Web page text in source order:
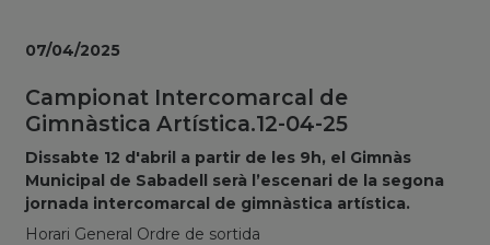
Campionat Intercomarcal de
Gimnàstica Artística.12-04-25
Dissabte 12 d'abril a partir de les 9h, el Gimnàs
Municipal de Sabadell serà l’escenari de la segona
jornada intercomarcal de gimnàstica artística.
Horari General Ordre de sortida
07/04/2025